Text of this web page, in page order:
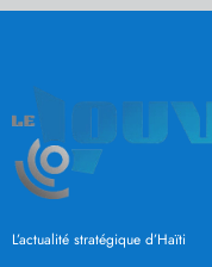
L’actualité stratégique d’Haïti